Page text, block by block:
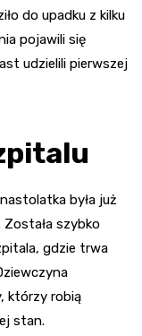
do upadku z kilku
pojawili się
udzielili pierwszej
była już
szybko
gdzie trwa
którzy robią
stan.